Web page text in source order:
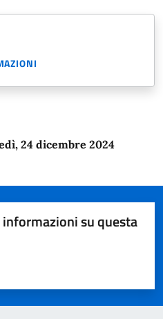
24 dicembre 2024
su questa
su 5
5